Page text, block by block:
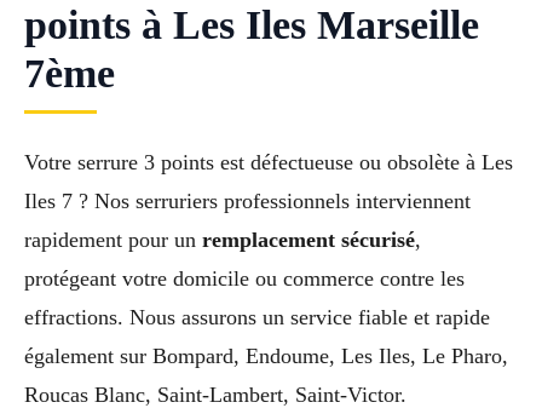
points à Les Iles Marseille
7ème
Votre serrure 3 points est défectueuse ou obsolète à Les
Iles 7 ? Nos serruriers professionnels interviennent
rapidement pour un remplacement sécurisé,
protégeant votre domicile ou commerce contre les
effractions. Nous assurons un service fiable et rapide
également sur Bompard, Endoume, Les Iles, Le Pharo,
Roucas Blanc, Saint-Lambert, Saint-Victor.